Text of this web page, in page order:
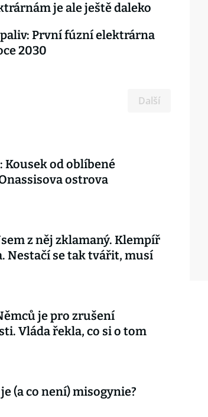
je ale ještě daleko
První fúzní elektrárna
2030
Další
Kousek od oblíbené
ostrova
z něj zklamaný. Klempíř
Nestačí se tak tvářit, musí
je pro zrušení
Vláda řekla, co si o tom
(a co není) misogynie?